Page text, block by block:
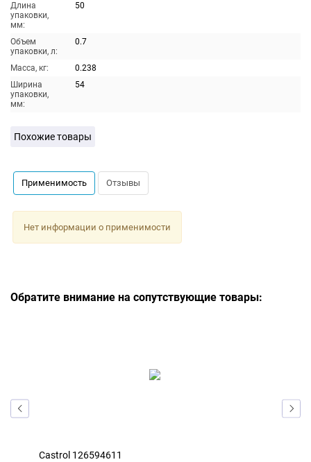
Длина
упаковки,
мм:
50
Объем
упаковки, л:
0.7
Масса, кг:
0.238
Ширина
упаковки,
мм:
54
Похожие товары
Применимость Отзывы
Нет информации о применимости
Обратите внимание на сопутствующие товары:
Castrol 126594611